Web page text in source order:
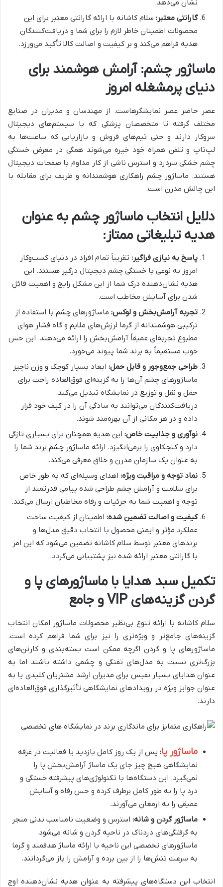
نشان می‌دهد.
گارانتی معتبر: سلام کاشانه با ارائه گارانتی معتبر برای این
محصولات اطمینان خاطر لازم را برای شما و دریافت‌کنندگان
هدیه فراهم می‌کند و بر کیفیت و اصالت کالا تأکید می‌ورزد.
ماساژور چشم: آرامش هوشمند برای
دنیای پرمشغله امروز
عصر حاضر عصر نمایشگرهاست. از مهندسان و مدیران در صنایع
مختلف گرفته تا متخصصان پزشکی که با سیستم‌های دیجیتال
سروکار دارند و حتی تیم‌های فروش و بازاریابی که ساعت‌ها به
لپ‌تاپ و تلفن همراه خود خیره می‌شوند همگی در معرض خستگی
چشم خشکی سردرد و استرس ناشی از کار مداوم با صفحات دیجیتال
هستند. ماساژور چشم راهکاری هوشمندانه و ظریف برای مقابله با
این چالش مدرن است.
دلایل انتخاب ماساژور چشم به عنوان
هدیه تبلیغاتی ممتاز:
پاسخ به نیازی فراگیر: تقریباً تمام افراد در دنیای کسب‌وکار
امروز به نوعی با خستگی چشم دیجیتال درگیر هستند. این
هدیه نشان‌دهنده درک شما از این مشکل رایج و اهمیت قائل
شدن برای آسایش مخاطب است.
تجربه آرامش‌بخش و لوکس: ماساژورهای چشم با استفاده از
ترکیبی هوشمندانه از گرما لرزش‌های ملایم و گاه فشار هوای
مطبوع تجربه‌ای عمیقاً آرامش‌بخش را ارائه می‌دهند. این حس
خوب مستقیماً به برند شما پیوند می‌خورد.
طراحی جمع‌وجور و قابل حمل: ابعاد بسیار کوچک و وزن ناچیز
ماساژورهای چشم آن‌ها را به گزینه‌ای فوق‌العاده راحت برای
حمل و نقل و توزیع در نمایشگاه تبدیل می‌کند.
دریافت‌کنندگان می‌توانند به سادگی آن را در کیف خود قرار
داده و در هر مکانی از آن بهره‌مند شوند.
نوآوری و جذابیت خاص: این هدیه همچنان برای بسیاری تازگی
دارد و کنجکاوی را برمی‌انگیزد. ارائه ماساژور چشم برند شما را
به عنوان یک سازمان مدرن و خلاق معرفی می‌کند.
نماد توجه و مراقبت ویژه: اهدای وسیله‌ای که به طور خاص
برای سلامت و آرامش چشم طراحی شده پیامی قدرتمند از
توجه و اهمیت شما به جزئیات و رفاه مخاطبان ارسال می‌کند.
کیفیت و اصالت تضمین شده: اطمینان از کیفیت ساخت
عملکرد مؤثر و ایمنی محصول با انتخاب دقیق مدل‌ها و
برندهای معتبر توسط سلام کاشانه تضمین می‌شود که این امر
با گارانتی معتبر ارائه شده نیز پشتیبانی می‌گردد.
تکمیل سبد هدایا با ماساژورهای پا و
گردن گزینه‌های VIP و جامع
سلام کاشانه با ارائه تنوع بی‌نظیر محصولات ماساژور امکان انتخاب
گزینه‌های جامع‌تر و ویژه‌تری را نیز برای شما فراهم کرده است.
ماساژورهای پا و گردن اگرچه ممکن است بسته‌بندی و کارتن‌های
بزرگ‌تری نسبت به مدل‌های تفنگی و چشمی داشته باشند اما به
عنوان هدایای بسیار نفیس برای مدیران ارشد مشتریان کلیدی یا به
عنوان جوایز ویژه در رویدادهای نمایشگاهی تأثیرگذاری فوق‌العاده‌ای
دارند.
ماساژور پا: پس از یک روز کامل بازدید یا فعالیت در غرفه
نمایشگاهی هیچ چیز جای یک ماساژ آرامش‌بخش پا را
نمی‌گیرد. این دستگاه‌ها با تکنولوژی‌های پیشرفته خستگی و
درد پا را به طور کامل برطرف کرده و حس رفاه و آسایش
عمیقی را به ارمغان می‌آورند.
ماساژور گردن و شانه: استرس و وضعیت نامناسب بدنی منجر
به گرفتگی‌های دردناک در ناحیه گردن و شانه می‌شود.
ماساژورهای تخصصی این ناحیه با ارائه ماساژ هدفمند و گرما
به سرعت تنش‌ها را از بین برده و آرامش را باز می‌گردانند.
انتخاب این دستگاه‌های پیشرفته به عنوان هدیه نشان‌دهنده اوج